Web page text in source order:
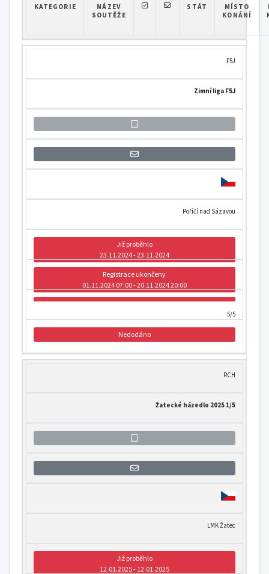
KATEGORIE
NÁZEV
SOUTĚŽE
STÁT
MÍSTO
KONÁNÍ
F5J
Zimní liga F5J
Přihlášení se k informaci o otevření
Poříčí nad Sázavou
Již proběhlo
23.11.2024 - 23.11.2024
Registrace ukončeny
01.11.2024 07:00 - 20.11.2024 20:00
5/5
Nedodáno
RCH
Žatecké házedlo 2025 1/5
Přihlášení se k informaci o otevření
LMK Žatec
Již proběhlo
12.01.2025 - 12.01.2025